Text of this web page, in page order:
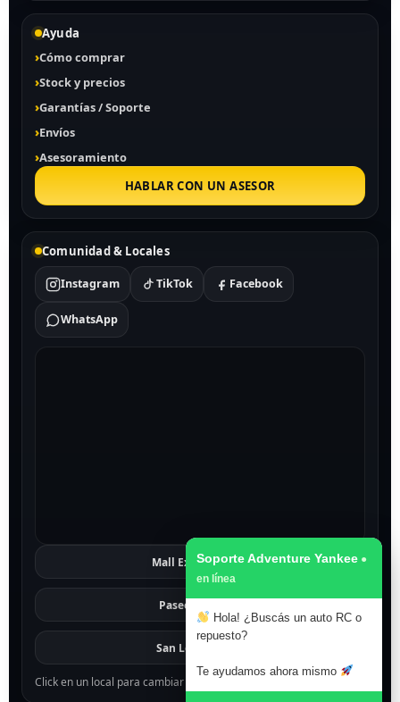
Ayuda
Cómo comprar
Stock y precios
Garantías / Soporte
Envíos
Asesoramiento
HABLAR CON UN ASESOR
Comunidad & Locales
Instagram TikTok Facebook
WhatsApp
Mall Excelsior Ver
Paseo 1811
San Lorenzo
Click en un local para cambiar el mapa.
Soporte Adventure Yankee
Hola! ¿Buscás un auto RC o
repuesto?
Te ayudamos ahora mismo